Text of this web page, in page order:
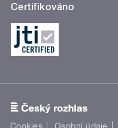
Certifikováno